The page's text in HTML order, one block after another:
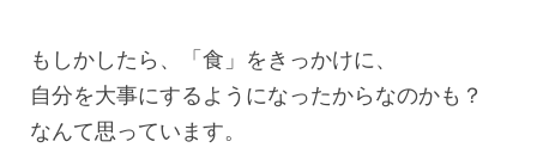
もしかしたら、「食」をきっかけに、
自分を大事にするようになったからなのかも？
なんて思っています。